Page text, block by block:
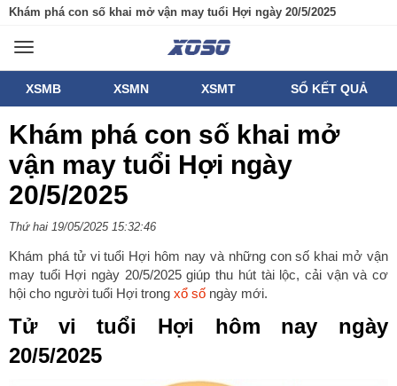
Khám phá con số khai mở vận may tuổi Hợi ngày 20/5/2025
Toggle
XSMB XSMN XSMT SỔ KẾT QUẢ
Khám phá con số khai mở
vận may tuổi Hợi ngày
20/5/2025
Thứ hai 19/05/2025 15:32:46
Khám phá tử vi tuổi Hợi hôm nay và những con số khai mở vận
may tuổi Hợi ngày 20/5/2025 giúp thu hút tài lộc, cải vận và cơ
hội cho người tuổi Hợi trong xổ số ngày mới.
Tử vi tuổi Hợi hôm nay ngày
20/5/2025